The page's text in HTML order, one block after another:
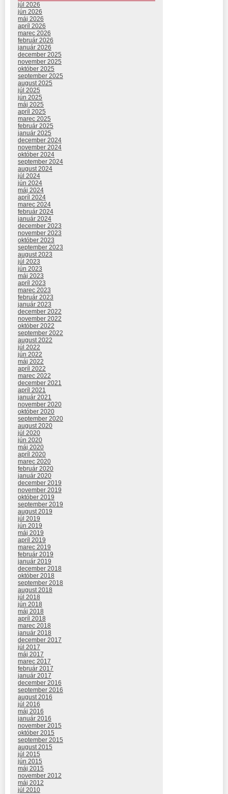
júl 2026
jún 2026
máj 2026
apríl 2026
marec 2026
február 2026
január 2026
december 2025
november 2025
október 2025
september 2025
august 2025
júl 2025
jún 2025
máj 2025
apríl 2025
marec 2025
február 2025
január 2025
december 2024
november 2024
október 2024
september 2024
august 2024
júl 2024
jún 2024
máj 2024
apríl 2024
marec 2024
február 2024
január 2024
december 2023
november 2023
október 2023
september 2023
august 2023
júl 2023
jún 2023
máj 2023
apríl 2023
marec 2023
február 2023
január 2023
december 2022
november 2022
október 2022
september 2022
august 2022
júl 2022
jún 2022
máj 2022
apríl 2022
marec 2022
december 2021
apríl 2021
január 2021
november 2020
október 2020
september 2020
august 2020
júl 2020
jún 2020
máj 2020
apríl 2020
marec 2020
február 2020
január 2020
december 2019
november 2019
október 2019
september 2019
august 2019
júl 2019
jún 2019
máj 2019
apríl 2019
marec 2019
február 2019
január 2019
december 2018
október 2018
september 2018
august 2018
júl 2018
jún 2018
máj 2018
apríl 2018
marec 2018
január 2018
december 2017
júl 2017
máj 2017
marec 2017
február 2017
január 2017
december 2016
september 2016
august 2016
júl 2016
máj 2016
január 2016
november 2015
október 2015
september 2015
august 2015
júl 2015
jún 2015
máj 2015
november 2012
máj 2012
júl 2010